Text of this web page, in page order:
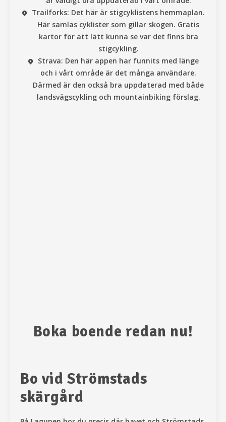
Trailforks: Det här är stigcyklistens hemmaplan.
Här samlas cyklister som gillar skogen. Gratis
kartor för att lätt kunna se var det finns bra
stigcykling.
Strava: Den här appen har funnits med länge
och i vårt område är det många användare.
Därmed är den också bra uppdaterad med både
landsvägscykling och mountainbiking förslag.
Boka boende redan nu!
Bo vid Strömstads
skärgård